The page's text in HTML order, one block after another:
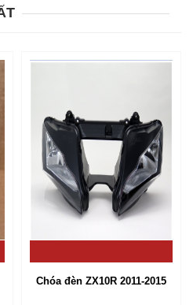
Chóa đèn ZX10R 2011-2015